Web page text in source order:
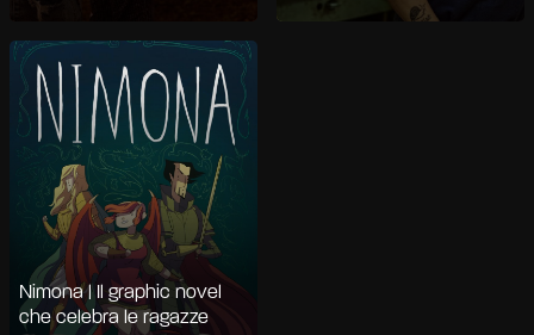
Nimona | Il graphic novel
che celebra le ragazze